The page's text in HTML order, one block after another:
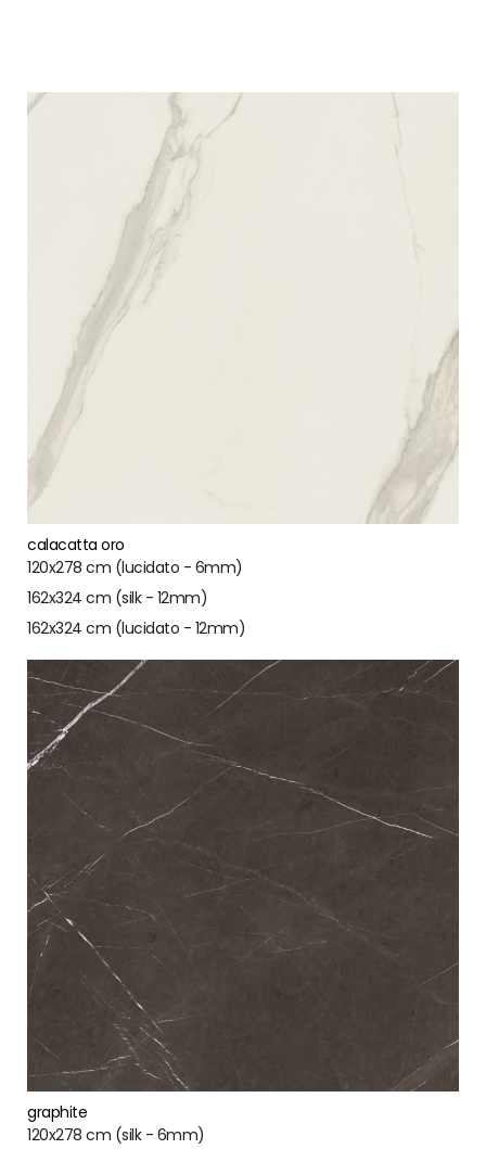
calacatta oro
120x278 cm (lucidato - 6mm)
162x324 cm (silk - 12mm)
162x324 cm (lucidato - 12mm)
graphite
120x278 cm (silk - 6mm)